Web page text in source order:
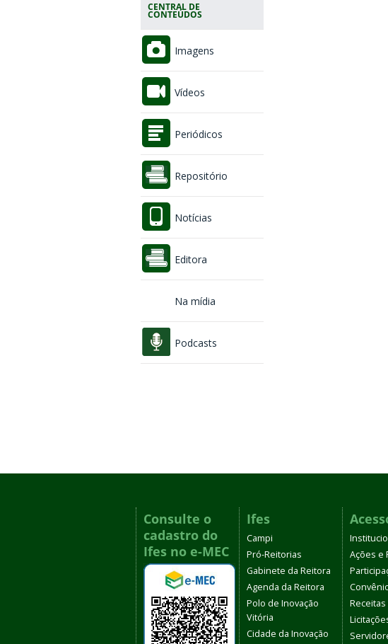
CENTRAL DE
CONTEÚDOS
Imagens
Vídeos
Periódicos
Repositório
Notícias
Editora
Na mídia
Podcasts
Consulte o
cadastro do
Ifes no e-MEC
Ifes
Campi
Pró-Reitorias
Gabinete da Reitora
Agenda da Reitora
Polo de Inovação
Vitória
Cidade da Inovação
Ações e